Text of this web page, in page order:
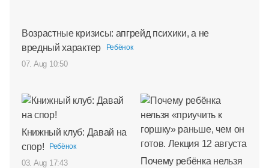
Возрастные кризисы: апгрейд психики, а не
вредный характер
Ребёнок
07. Aug 10:50
Книжный клуб: Давай на
спор!
Ребёнок
03. Aug 17:43
Почему ребёнка нельзя